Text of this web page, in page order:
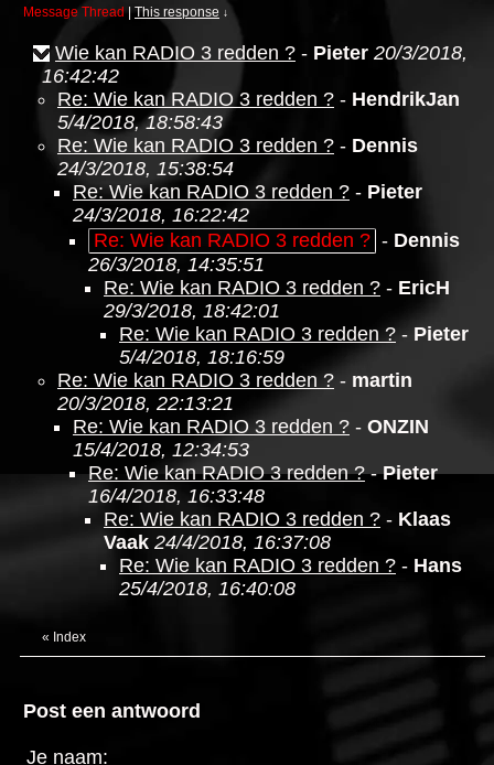
Message Thread| This response ↓
Wie kan RADIO 3 redden ? - Pieter 20/3/2018,
16:42:42
Re: Wie kan RADIO 3 redden ? - HendrikJan
5/4/2018, 18:58:43
Re: Wie kan RADIO 3 redden ? - Dennis
24/3/2018, 15:38:54
Re: Wie kan RADIO 3 redden ? - Pieter
24/3/2018, 16:22:42
Re: Wie kan RADIO 3 redden ? - Dennis
26/3/2018, 14:35:51
Re: Wie kan RADIO 3 redden ? - EricH
29/3/2018, 18:42:01
Re: Wie kan RADIO 3 redden ? - Pieter
5/4/2018, 18:16:59
Re: Wie kan RADIO 3 redden ? - martin
20/3/2018, 22:13:21
Re: Wie kan RADIO 3 redden ? - ONZIN
15/4/2018, 12:34:53
Re: Wie kan RADIO 3 redden ?-Pieter
16/4/2018, 16:33:48
Re: Wie kan RADIO 3 redden ? - Klaas
Vaak 24/4/2018, 16:37:08
Re: Wie kan RADIO 3 redden ? - Hans
25/4/2018, 16:40:08
« Index
Post een antwoord
Je naam: